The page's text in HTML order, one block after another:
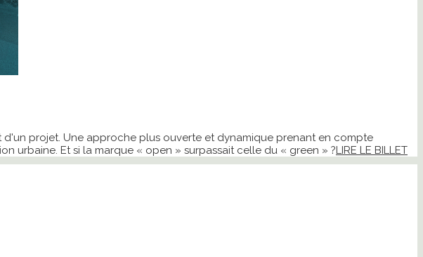
projet. Une approche plus ouverte et dynamique prenant en compte
urbaine. Et si la marque « open » surpassait celle du « green » ?LIRE LE BILLET